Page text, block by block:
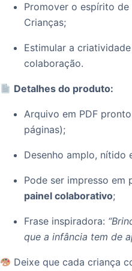
Promover o espírito
Crianças;
Estimular a
colaboração.
Detalhes do produto:
Arquivo em PDF
páginas);
Desenho amplo, nítido
Pode ser impresso em
painel colaborativo;
Frase inspiradora:
que a infância tem de
Deixe que cada criança